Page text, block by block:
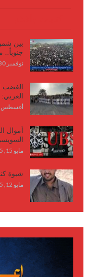
بين
جنوباً..
نوفمبر 30, 2025
الغضب
أغسطس 20, 2025
أموال
مايو 15, 2025
شبوة
مايو 12, 2025